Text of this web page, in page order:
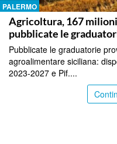
PALERMO
Agricoltura, 167
pubblicate le
Pubblicate le graduatorie
agroalimentare siciliana:
2023-2027 e Pif....